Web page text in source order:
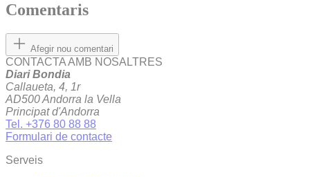
Comentaris
Afegir nou comentari
CONTACTA AMB NOSALTRES
Diari Bondia
Callaueta, 4, 1r
AD500 Andorra la Vella
Principat d'Andorra
Tel. +376 80 88 88
Formulari de contacte
Serveis